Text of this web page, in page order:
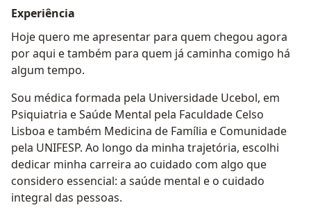
Experiência
Hoje quero me apresentar para quem chegou agora
por aqui e também para quem já caminha comigo há
algum tempo.
Sou médica formada pela Universidade Ucebol, em
Psiquiatria e Saúde Mental pela Faculdade Celso
Lisboa e também Medicina de Família e Comunidade
pela UNIFESP. Ao longo da minha trajetória, escolhi
dedicar minha carreira ao cuidado com algo que
considero essencial: a saúde mental e o cuidado
integral das pessoas.